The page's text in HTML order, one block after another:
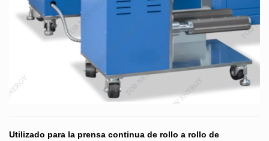
Utilizado para la prensa continua de rollo a rollo de